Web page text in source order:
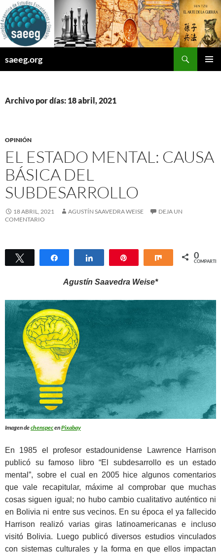
Saltar
al
contenido
saeeg.org
Archivo por días: 18 abril, 2021
OPINIÓN
EL ESTADO MENTAL: CAUSA
BÁSICA DEL
SUBDESARROLLO
18 ABRIL, 2021 AGUSTÍN SAAVEDRA WEISE
DEJA UN
COMENTARIO
Twittear Compartir Compartir Compartir
0
COMPARTIR
Agustín Saavedra Weise*
Imagen dechenspecenPixabay
En 1985 el profesor estadounidense Lawrence Harrison
publicó su famoso libro “El subdesarrollo es un estado
mental”, sobre el cual en 2005 hice algunos comentarios
que vale recapitular, máxime al comprobar que muchas
cosas siguen igual; no hubo cambio cualitativo auténtico ni
en Bolivia ni entre sus vecinos. En su época el ya fallecido
Harrison realizó varias giras latinoamericanas e incluso
visitó Bolivia. Luego publicó diversos estudios vinculados
con sistemas culturales y la forma en que ellos impactan